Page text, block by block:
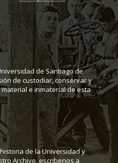
de Santiago de
de custodiar, conservar y
e inmaterial de esta
de la Universidad y
Archivo, escríbenos a